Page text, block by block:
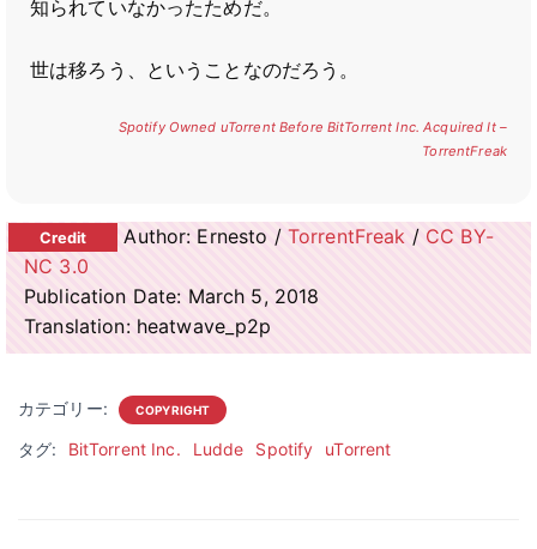
知られていなかったためだ。
世は移ろう、ということなのだろう。
Spotify Owned uTorrent Before BitTorrent Inc. Acquired It –
TorrentFreak
Author: Ernesto / TorrentFreak / CC BY-
NC 3.0
Publication Date: March 5, 2018
Translation: heatwave_p2p
カテゴリー: COPYRIGHT
タグ: BitTorrent Inc. Ludde Spotify uTorrent